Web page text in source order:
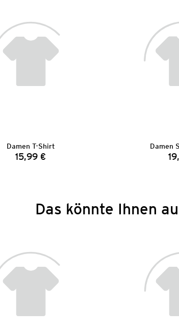
Damen T-Shirt
Preis:
15,99 €
Damen
Das könnte Ihnen